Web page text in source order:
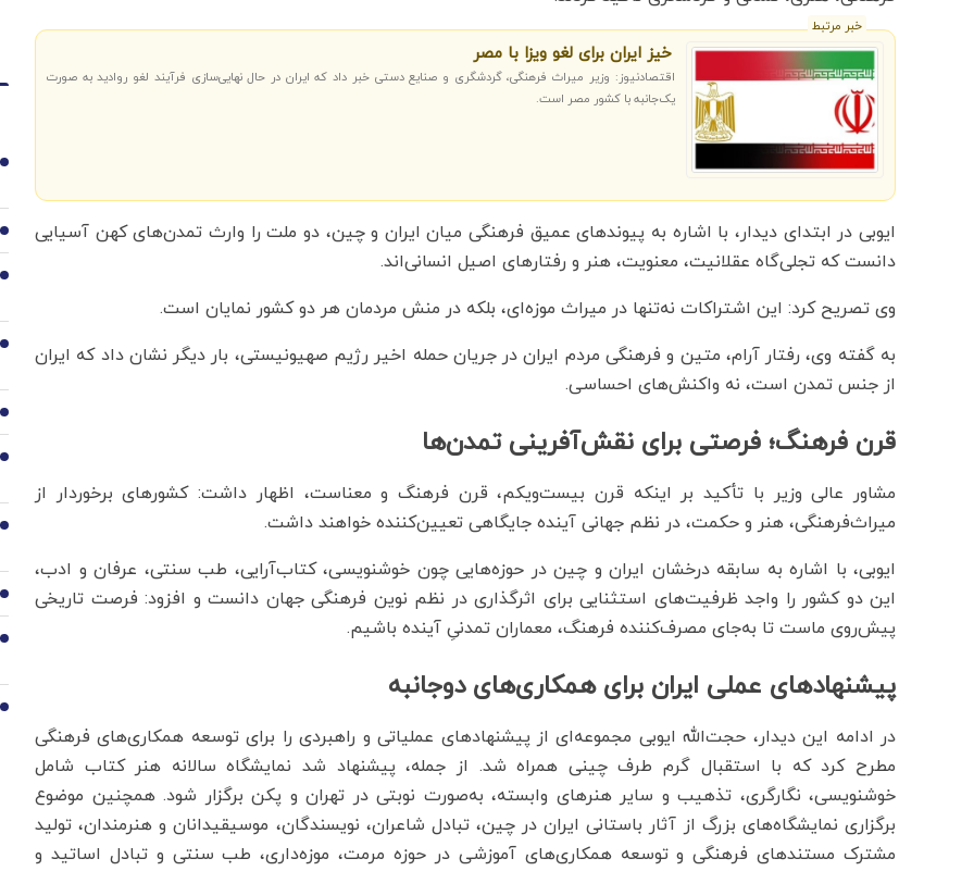
خبر مرتبط
خیز ایران برای لغو ویزا با مصر
اقتصادنیوز: وزیر میراث فرهنگی، گردشگری و صنایع دستی خبر داد که ایران در حال نهایی‌سازی فرآیند لغو روادید به صورت
یک‌جانبه با کشور مصر است.
ایوبی در ابتدای دیدار، با اشاره به پیوندهای عمیق فرهنگی میان ایران و چین، دو ملت را وارث تمدن‌های کهن آسیایی
دانست که تجلی‌گاه عقلانیت، معنویت، هنر و رفتارهای اصیل انسانی‌اند.
وی تصریح کرد: این اشتراکات نه‌تنها در میراث موزه‌ای، بلکه در منش مردمان هر دو کشور نمایان است.
به گفته وی، رفتار آرام، متین و فرهنگی مردم ایران در جریان حمله اخیر رژیم صهیونیستی، بار دیگر نشان داد که ایران
از جنس تمدن است، نه واکنش‌های احساسی.
قرن فرهنگ؛ فرصتی برای نقش‌آفرینی تمدن‌ها
مشاور عالی وزیر با تأکید بر اینکه قرن بیست‌ویکم، قرن فرهنگ و معناست، اظهار داشت: کشورهای برخوردار از
میراث‌فرهنگی، هنر و حکمت، در نظم جهانی آینده جایگاهی تعیین‌کننده خواهند داشت.
ایوبی، با اشاره به سابقه درخشان ایران و چین در حوزه‌هایی چون خوشنویسی، کتاب‌آرایی، طب سنتی، عرفان و ادب،
این دو کشور را واجد ظرفیت‌های استثنایی برای اثرگذاری در نظم نوین فرهنگی جهان دانست و افزود: فرصت تاریخی
پیش‌روی ماست تا به‌جای مصرف‌کننده فرهنگ، معماران تمدنیِ آینده باشیم.
پیشنهادهای عملی ایران برای همکاری‌های دوجانبه
در ادامه این دیدار، حجت‌الله ایوبی مجموعه‌ای از پیشنهادهای عملیاتی و راهبردی را برای توسعه همکاری‌های فرهنگی
مطرح کرد که با استقبال گرم طرف چینی همراه شد. از جمله، پیشنهاد شد نمایشگاه سالانه هنر کتاب شامل
خوشنویسی، نگارگری، تذهیب و سایر هنرهای وابسته، به‌صورت نوبتی در تهران و پکن برگزار شود. همچنین موضوع
برگزاری نمایشگاه‌های بزرگ از آثار باستانی ایران در چین، تبادل شاعران، نویسندگان، موسیقیدانان و هنرمندان، تولید
مشترک مستندهای فرهنگی و توسعه همکاری‌های آموزشی در حوزه مرمت، موزه‌داری، طب سنتی و تبادل اساتید و
1
2
6
7
8
9